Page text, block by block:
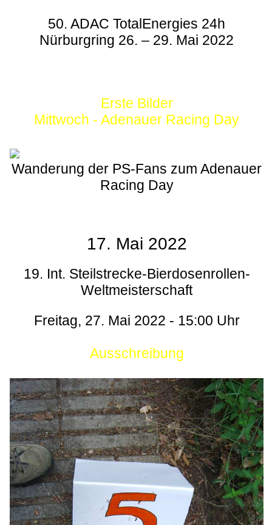
50. ADAC TotalEnergies 24h
Nürburgring 26. – 29. Mai 2022
Erste Bilder
Mittwoch - Adenauer Racing Day
Wanderung der PS-Fans zum Adenauer
Racing Day
17. Mai 2022
19. Int. Steilstrecke-Bierdosenrollen-
Weltmeisterschaft
Freitag, 27. Mai 2022 - 15:00 Uhr
Ausschreibung